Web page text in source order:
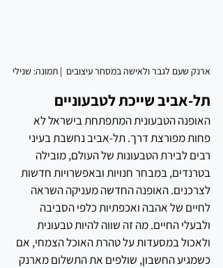
ארנק שעם לגבר ולאישה במסחר עיצובים  | תמונה: שנילי
תל-אביב שייכת לטבעוניים
האופנה הטבעונית המתפתחת בישראל לא
פחות מפורצת דרך. תל-אביב נחשבת בעיני
רבים לבירת הטבעונות של העולם, מובילה
בטרנדים, במבחר חנויות ובאפשרויות חדשות
לצרכנים. האופנה החדשה מעניקה השראה
לחיים של אהבה ואכפתיות כלפי הסביבה
ולבעלי החיים. מה זה שווה להיות טבעונית
ולאכול במסעדות על טהרת האוכל הצמחי, אם
כשמגיע החשבון, שולפים את התשלום מארנק